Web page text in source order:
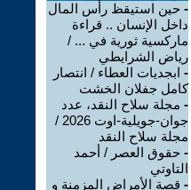
- حين استيقظ رأس المال
داخل الإنسان .. قراءة
ماركسية ثورية في ... /
رياض الشرايطي
- ابجديات العطاء / انتصار
كامل جفلان الخشت
- مجلة سلاح النقد، عدد
جوان-جويلية-اوت 2026 /
مجلة سلاح النقد
- حقوق العصر / أحمد
التاوتي
- قصة الأمراض المزمنة و